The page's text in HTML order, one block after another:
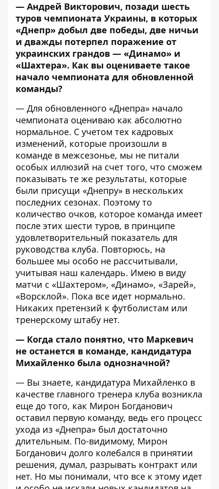
— Андрей Викторович, позади шесть
туров чемпионата Украины, в которых
«Днепр» добыл две победы, две ничьи
и дважды потерпел поражение от
украинских грандов — «Динамо» и
«Шахтера». Как вы оцениваете такое
начало чемпионата для обновленной
команды?
— Для обновленного «Днепра» начало
чемпионата оцениваю как абсолютно
нормальное. С учетом тех кадровых
изменений, которые произошли в
команде в межсезонье, мы не питали
особых иллюзий на счет того, что сможем
показывать те же результаты, которые
были присущи «Днепру» в нескольких
последних сезонах. Поэтому то
количество очков, которое команда имеет
после этих шести туров, в принципе
удовлетворительный показатель для
руководства клуба. Повторюсь, на
большее мы особо не рассчитывали,
учитывая наш календарь. Имею в виду
матчи с «Шахтером», «Динамо», «Зарей»,
«Ворсклой». Пока все идет нормально.
Никаких претензий к футболистам или
тренерскому штабу нет.
— Когда стало понятно, что Маркевич
не останется в команде, кандидатура
Михайленко была однозначной?
— Вы знаете, кандидатура Михайленко в
качестве главного тренера клуба возникла
еще до того, как Мирон Богданович
оставил первую команду, ведь его процесс
ухода из «Днепра» был достаточно
длительным. По-видимому, Мирон
Богданович долго колебался в принятии
решения, думал, разрывать контракт или
нет. Но мы понимали, что все к этому идет